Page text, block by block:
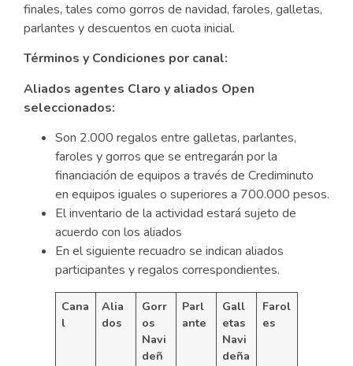
finales, tales como gorros de navidad, faroles, galletas,
parlantes y descuentos en cuota inicial.
Términos y Condiciones por canal:
Aliados agentes Claro y aliados Open
seleccionados:
Son 2.000 regalos entre galletas, parlantes,
faroles y gorros que se entregarán por la
financiación de equipos a través de Crediminuto
en equipos iguales o superiores a 700.000 pesos.
El inventario de la actividad estará sujeto de
acuerdo con los aliados
En el siguiente recuadro se indican aliados
participantes y regalos correspondientes.
Cana
l
Alia
dos
Gorr
os
Navi
deñ
Parl
ante
Gall
etas
Navi
deña
Farol
es